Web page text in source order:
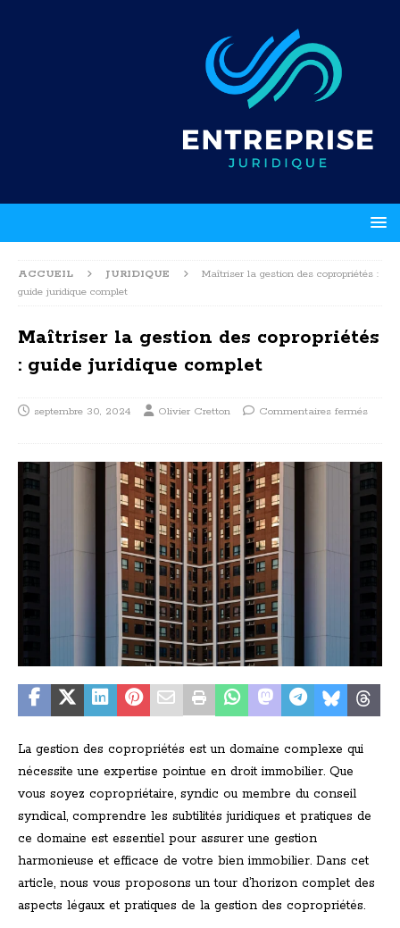
ACCUEIL JURIDIQUE
Maîtriser la gestion des copropriétés :
guide juridique complet
Maîtriser la gestion des copropriétés
: guide juridique complet
septembre 30, 2024 Olivier Cretton Commentaires fermés
La gestion des copropriétés est un domaine complexe qui
nécessite une expertise pointue en droit immobilier. Que
vous soyez copropriétaire, syndic ou membre du conseil
syndical, comprendre les subtilités juridiques et pratiques de
ce domaine est essentiel pour assurer une gestion
harmonieuse et efficace de votre bien immobilier. Dans cet
article, nous vous proposons un tour d’horizon complet des
aspects légaux et pratiques de la gestion des copropriétés.